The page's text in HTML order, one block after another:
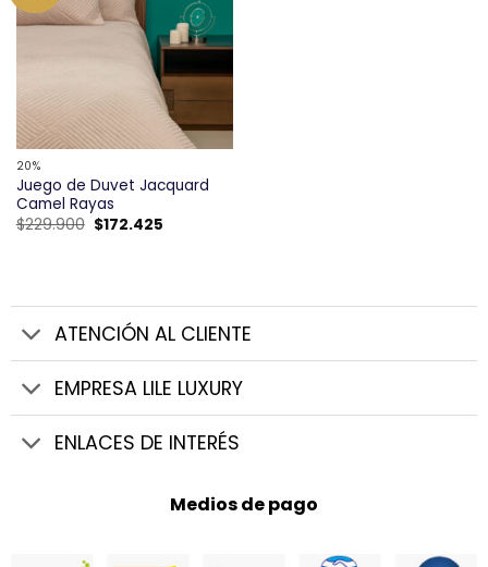
20%
Juego de Duvet Jacquard
Camel Rayas
$229.900 El
precio
$172.425El
ATENCIÓN AL CLIENTE
EMPRESA LILE LUXURY
ENLACES DE INTERÉS
Medios de pago